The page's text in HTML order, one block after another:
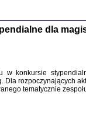
dla
w konkursie
Dla rozpoczynających
tematycznie